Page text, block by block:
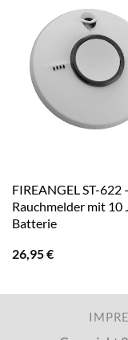
FIREANGEL ST-622
Rauchmelder mit 10
Batterie
26,95€